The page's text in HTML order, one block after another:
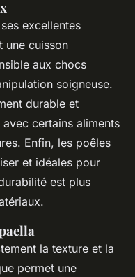
excellentes
une cuisson
aux chocs
soigneuse.
durable et
certains aliments
Enfin, les poêles
et idéales pour
est plus
la texture et la
permet une